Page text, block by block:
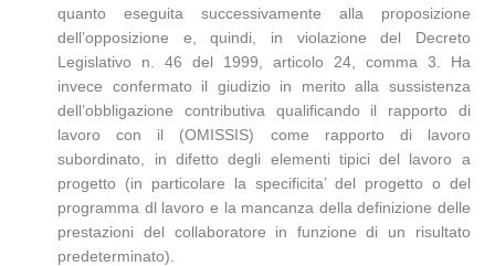
quanto eseguita successivamente alla proposizione
dell’opposizione e, quindi, in violazione del Decreto
Legislativo n. 46 del 1999, articolo 24, comma 3. Ha
invece confermato il giudizio in merito alla sussistenza
dell’obbligazione contributiva qualificando il rapporto di
lavoro con il (OMISSIS) come rapporto di lavoro
subordinato, in difetto degli elementi tipici del lavoro a
progetto (in particolare la specificita’ del progetto o del
programma dl lavoro e la mancanza della definizione delle
prestazioni del collaboratore in funzione di un risultato
predeterminato).